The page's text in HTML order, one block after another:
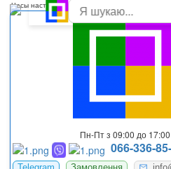
Пн-Пт з 09:00 до
066-336-
Часы настенные купить 3d часы на стену